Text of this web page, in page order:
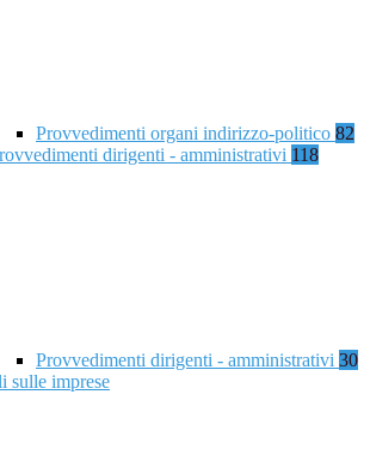
Provvedimenti organi indirizzo-politico 82
dirigenti - amministrativi 118
Provvedimenti dirigenti - amministrativi 30
sulle imprese